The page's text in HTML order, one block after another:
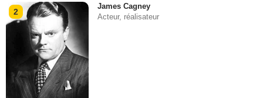
2
James Cagney
Acteur, réalisateur